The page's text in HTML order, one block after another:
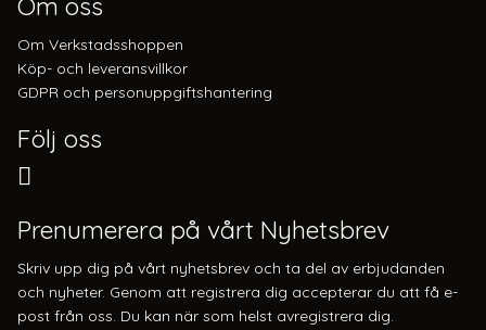
Om Verkstadsshoppen
Köp- och leveransvillkor
GDPR och personuppgiftshantering
Följ oss
Prenumerera på vårt Nyhetsbrev
Skriv upp dig på vårt nyhetsbrev och ta del av erbjudanden
och nyheter. Genom att registrera dig accepterar du att få e-
post från oss. Du kan när som helst avregistrera dig.